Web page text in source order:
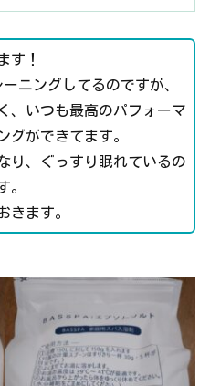
す！
ニングしてるのですが、
、いつも最高のパフォーマ
グができてます。
り、ぐっすり眠れているの
。
きます。